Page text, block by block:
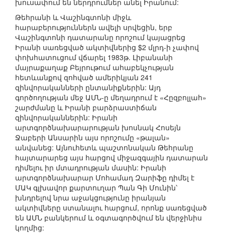
խուսափում են ներդրումներ անել Իրանում:
Թեհրանի և Վաշինգտոնի միջև
հարաբերություններն ավելի սրվեցին, երբ
Վաշինգտոնի դատարանը որոշում կայացրեց
Իրանի սառեցված ակտիվներից $2 մլրդ-ի չափով
փոխհատուցում վճարել 1983թ. Լիբանանի
մայրաքաղաք Բեյրութում ահաբեկչության
հետևանքով զոհված ամերիկյան 241
զինվորականների ընտանիքներին: Այդ
գործողության մեջ ԱՄՆ-ը մեղադրում է «Հըզբոլլահ»
շարժմանը և Իրանի բարձրաստիճան
զինվորականներին: Իրանի
արտգործնախարարության խոսնակ Հոսեյն
Ջաբերի Անսարին այս որոշումը «թալան»
անվանեց: Այնուհետև պաշտոնական Թեհրանը
հայտարարեց այս հարցով միջազգային դատարան
դիմելու իր մտադրության մասին: Իրանի
արտգործնախարար Մոհամադ Զարիֆը դիմել է
ՄԱԿ գլխավոր քարտուղար Պան Գի Մունին՝
խնդրելով նրա աջակցությունը իրանյան
ակտիվները ստանալու հարցում, որոնք սառեցված
են ԱՄՆ բանկերում և օգտագործվում են վերջինիս
կողմից: